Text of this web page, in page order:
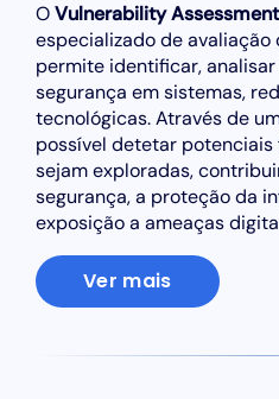
OVulnerability Assessment
especializado de
permite identificar,
segurança em sistemas,
tecnológicas. Através de
possível detetar potenciais
sejam exploradas,
segurança, a proteção da
exposição a ameaças
Ver mais